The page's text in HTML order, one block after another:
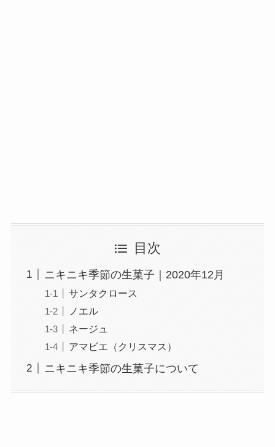
目次
ニキニキ季節の生菓子｜2020年12月
サンタクロース
ノエル
ネージュ
アマビエ（クリスマス）
ニキニキ季節の生菓子について